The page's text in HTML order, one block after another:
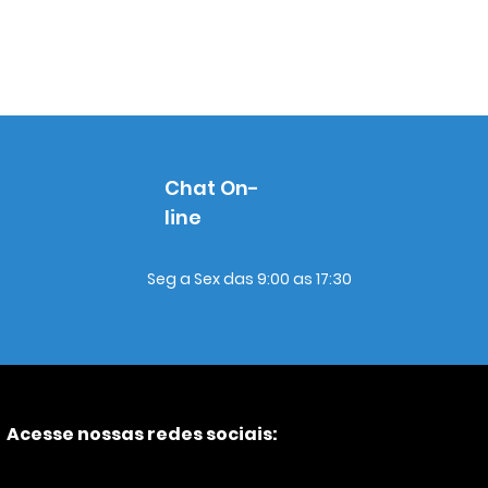
Chat On-
line
Seg a Sex das 9:00 as 17:30
Acesse nossas redes sociais: